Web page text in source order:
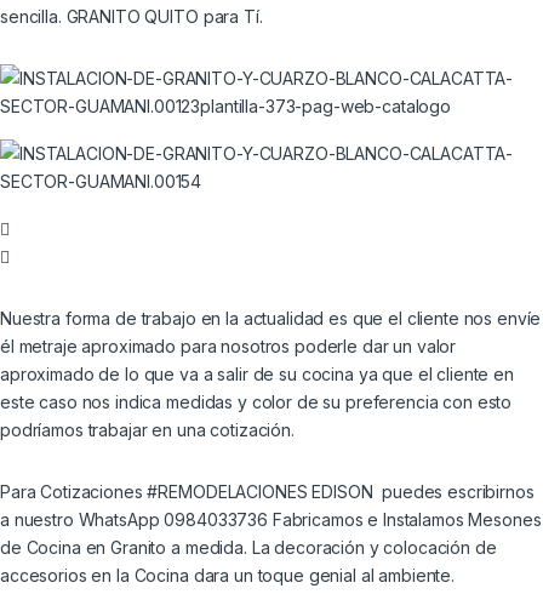
sencilla. GRANITO QUITO para Tí.
Nuestra forma de trabajo en la actualidad es que el cliente nos envíe
él metraje aproximado para nosotros poderle dar un valor
aproximado de lo que va a salir de su cocina ya que el cliente en
este caso nos indica medidas y color de su preferencia con esto
podríamos trabajar en una cotización.
Para Cotizaciones #REMODELACIONES EDISON puedes escribirnos
a nuestro WhatsApp 0984033736 Fabricamos e Instalamos Mesones
de Cocina en Granito a medida. La decoración y colocación de
accesorios en la Cocina dara un toque genial al ambiente.